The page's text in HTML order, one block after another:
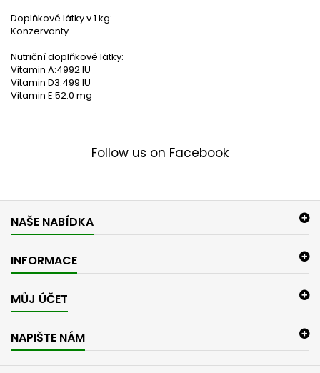
Doplňkové látky v 1 kg:
Konzervanty
Nutriční doplňkové látky:
Vitamin A:4992 IU
Vitamin D3:499 IU
Vitamin E:52.0 mg
Follow us on Facebook
NAŠE NABÍDKA
INFORMACE
MŮJ ÚČET
NAPIŠTE NÁM